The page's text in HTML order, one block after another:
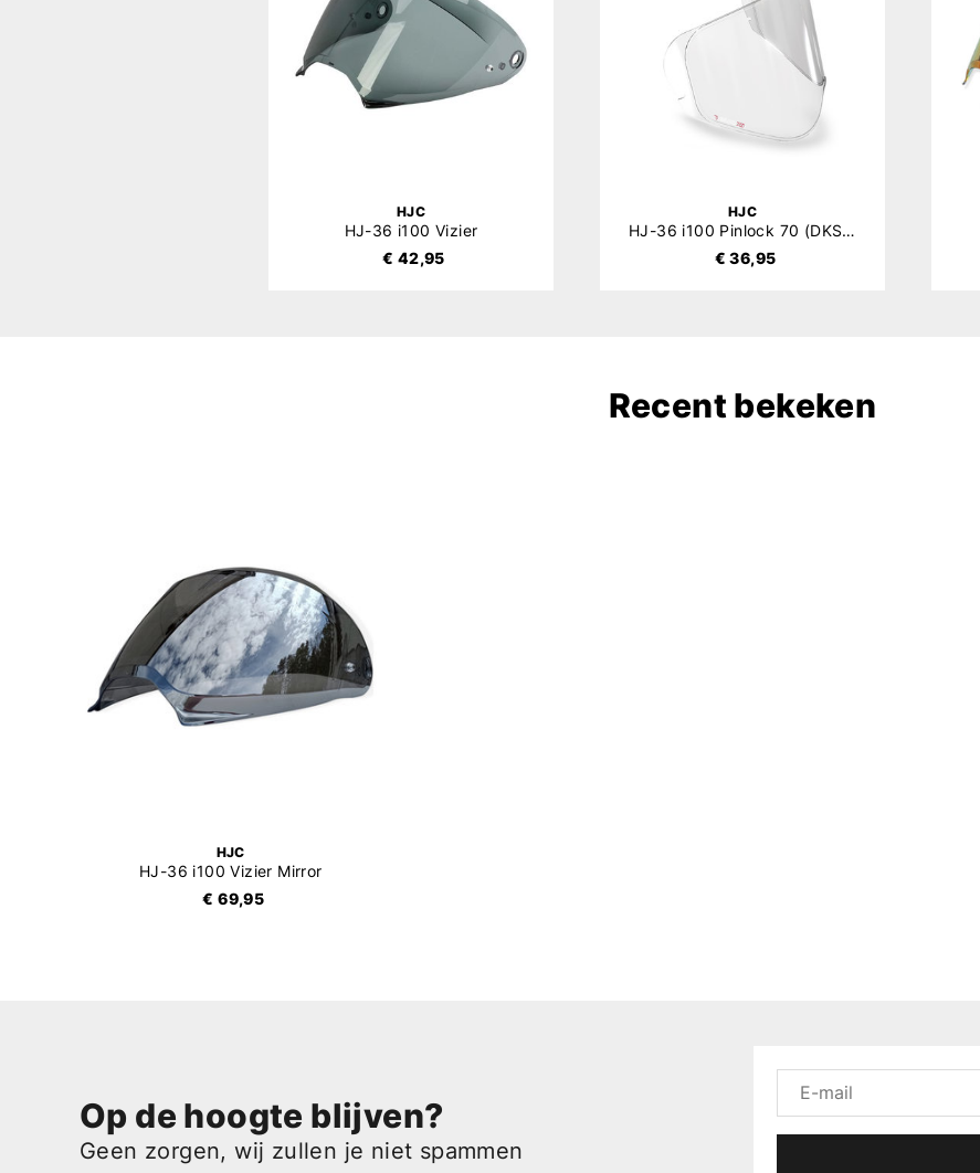
HJC
HJ-36 i100 Vizier
€ 42,95
HJC
HJ-36 i100 Pinlock 70 (DKS439)
€ 36,95
Recent bekeken
HJC
HJ-36 i100 Vizier Mirror
€ 69,95
Op de hoogte blijven?
Geen zorgen, wij zullen je niet spammen